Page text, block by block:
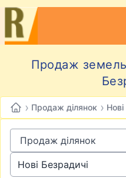
Продаж
› Продаж ділянок ›